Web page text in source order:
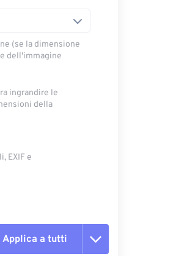
(se la dimensione
dell'immagine
ingrandire le
della
EXIF ​​e
Applica a tutti